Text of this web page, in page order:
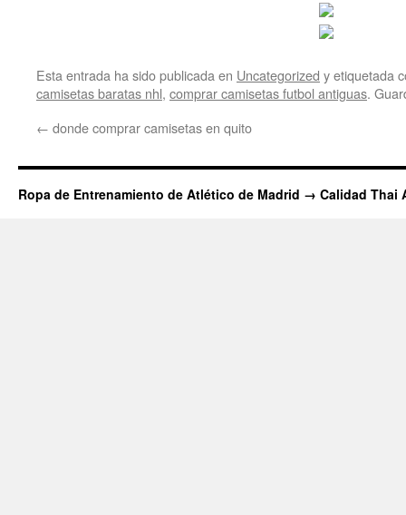
Esta entrada ha sido publicada en Uncategorized y etiquetada
camisetas baratas nhl, comprar camisetas futbol antiguas.
← donde comprar camisetas en quito
Ropa de Entrenamiento de Atlético de Madrid → Calidad Thai